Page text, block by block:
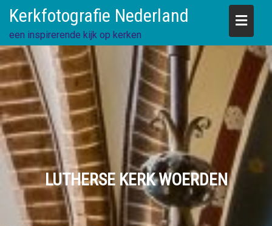
content
Kerkfotografie Nederland
een inspirerende kijk op kerken
LUTHERSE KERK WOERDEN